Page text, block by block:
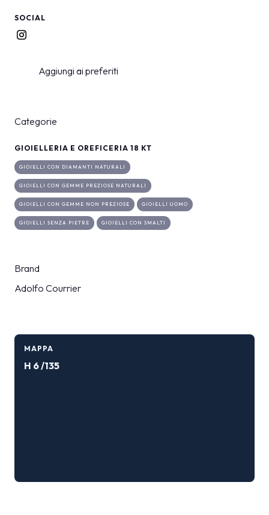
SOCIAL
Aggiungi ai preferiti
Categorie
GIOIELLERIA E OREFICERIA 18 KT
GIOIELLI CON DIAMANTI NATURALI
GIOIELLI CON GEMME PREZIOSE NATURALI
GIOIELLI CON GEMME NON PREZIOSE GIOIELLI UOMO
GIOIELLI SENZA PIETRE GIOIELLI CON SMALTI
Brand
Adolfo Courrier
MAPPA
H 6 /135